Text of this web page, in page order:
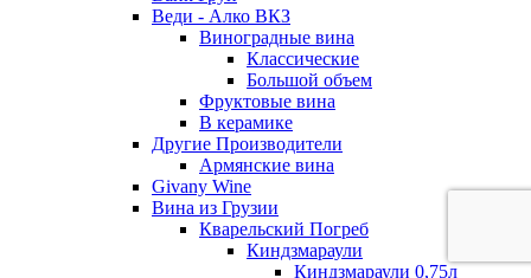
Веди - Алко ВКЗ
Виноградные вина
Классические
Большой объем
Фруктовые вина
В керамике
Другие Производители
Армянские вина
Givany Wine
Вина из Грузии
Кварельский Погреб
Киндзмараули
Киндзмараули 0,75л